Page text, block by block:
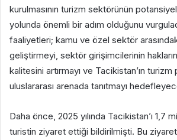
kurulmasının turizm sektörünün
yolunda önemli bir adım olduğunu
faaliyetleri; kamu ve özel sektör
geliştirmeyi, sektör girişimcilerinin
kalitesini artırmayı ve Tacikistan’ın
uluslararası arenada tanıtmayı
Daha önce, 2025 yılında Tacikistan’ı 1,7
turistin ziyaret ettiği bildirilmişti. Bu